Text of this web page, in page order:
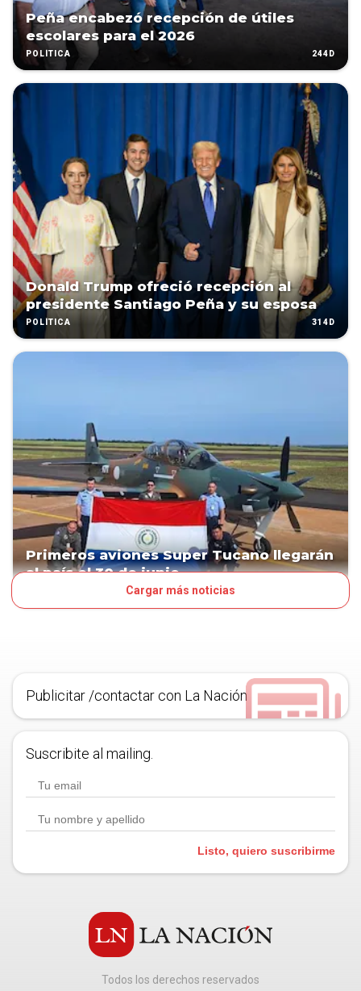
Peña encabezó recepción de útiles
escolares para el 2026
POLÍTICA 244D
Donald Trump ofreció recepción al
presidente Santiago Peña y su esposa
POLÍTICA 314D
Primeros aviones Super Tucano llegarán
al país el 30 de junio
Cargar más noticias
Publicitar /contactar con La Nación
Suscribite al mailing.
Listo, quiero suscribirme
Todos los derechos reservados